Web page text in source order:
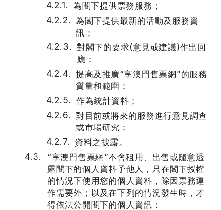
為閣下提供票務服務；
為閣下提供最新的活動及服務資
訊；
對閣下的要求(意見或建議)作出回
應；
提高及推廣“享澳門售票網”的服務
質量和範圍；
作為統計資料；
對目前或將來的服務進行意見調查
或市場研究；
資料之披露。
“享澳門售票網”不會租用、出售或隨意透
露閣下的個人資料予他人，只在閣下授權
的情況下使用您的個人資料，除因票務運
作需要外；以及在下列的情況發生時，才
得依法公開閣下的個人資訊：